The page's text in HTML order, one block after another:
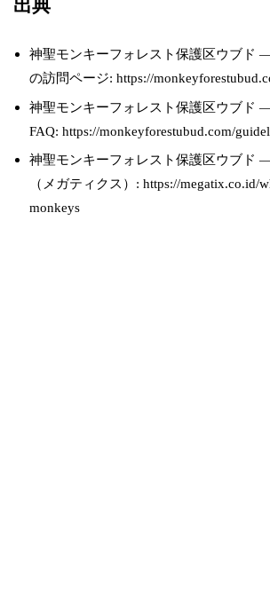
出典
神聖モンキーフォレスト保護区ウブド
の訪問ページ: https://
神聖モンキーフォレスト保護区ウブド
FAQ: https://monkeyforestubud.com/
神聖モンキーフォレスト保護区ウブド
（メガティクス）: https://megatix.co.id/
monkeys